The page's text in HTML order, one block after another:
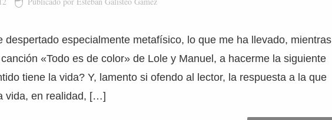
despertado especialmente metafísico, lo que me ha llevado, mientras
«Todo es de color» de Lole y Manuel, a hacerme la siguiente
tiene la vida? Y, lamento si ofendo al lector, la respuesta a la que
vida, en realidad, […]